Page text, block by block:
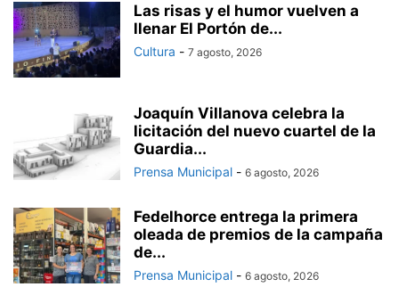
Las risas y el humor vuelven a
llenar El Portón de...
Cultura - 7 agosto, 2026
Joaquín Villanova celebra la
licitación del nuevo cuartel de la
Guardia...
Prensa Municipal - 6 agosto, 2026
Fedelhorce entrega la primera
oleada de premios de la campaña
de...
Prensa Municipal - 6 agosto, 2026